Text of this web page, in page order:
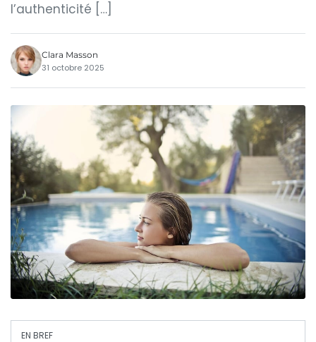
l’authenticité […]
Clara Masson
31 octobre 2025
EN BREF